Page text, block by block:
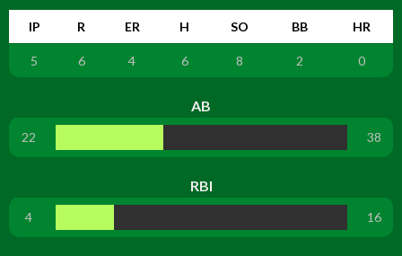
IP R ER H SO BB HR
5 6 4 6 8 2 0
AB
22 38
RBI
4 16